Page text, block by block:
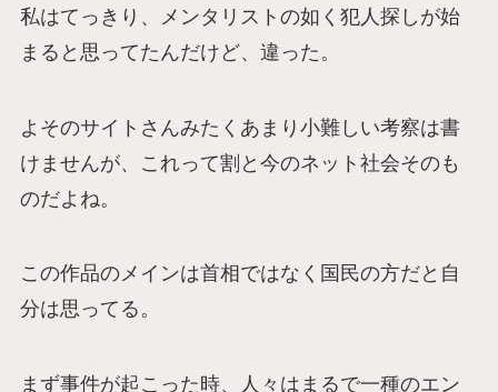
私はてっきり、メンタリストの如く犯人探しが始
まると思ってたんだけど、違った。
よそのサイトさんみたくあまり小難しい考察は書
けませんが、これって割と今のネット社会そのも
のだよね。
この作品のメインは首相ではなく国民の方だと自
分は思ってる。
まず事件が起こった時、人々はまるで一種のエン